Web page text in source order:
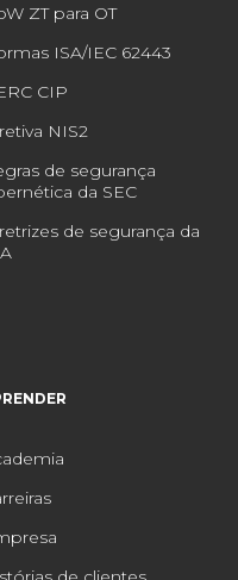
ZT para OT
ISA/IEC 62443
CIP
NIS2
de segurança
da SEC
de segurança da